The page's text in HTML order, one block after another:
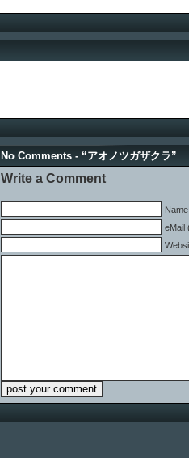
No Comments - “アオノツガザクラ”
Write a Comment
eMail